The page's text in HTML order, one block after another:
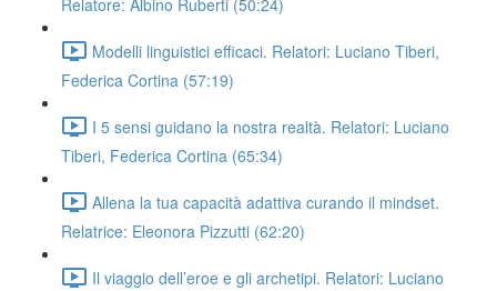
Relatore: Albino Ruberti (50:24)
Modelli linguistici efficaci. Relatori: Luciano Tiberi,
Federica Cortina (57:19)
I 5 sensi guidano la nostra realtà. Relatori: Luciano
Tiberi, Federica Cortina (65:34)
Allena la tua capacità adattiva curando il mindset.
Relatrice: Eleonora Pizzutti (62:20)
Il viaggio dell’eroe e gli archetipi. Relatori: Luciano